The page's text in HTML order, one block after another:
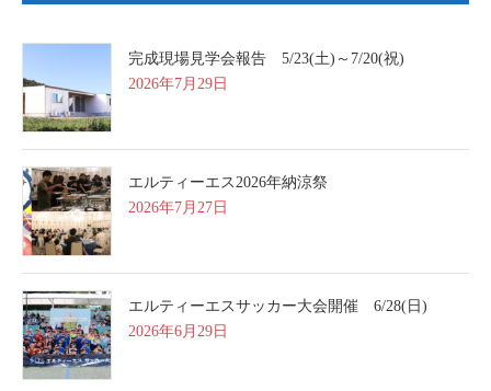
完成現場見学会報告 5/23(土)～7/20(祝)
2026年7月29日
エルティーエス2026年納涼祭
2026年7月27日
エルティーエスサッカー大会開催 6/28(日)
2026年6月29日